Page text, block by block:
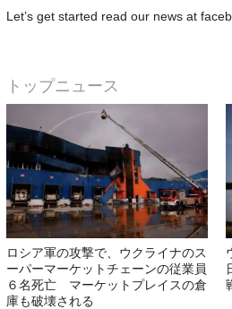
Let’s get started read our news at
トップニュース
ロシア軍の攻撃で、ウクライナのス
ーパーマーケットチェーンの従業員
６名死亡 マーケットプレイスの倉
庫も破壊される